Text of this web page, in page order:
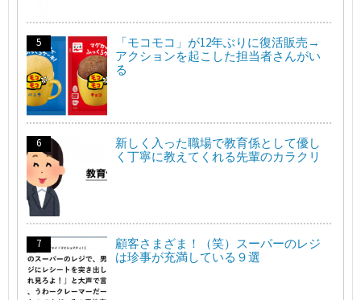
「モコモコ」が12年ぶりに復活販売→
アクションを起こした担当者さんがい
る
新しく入った職場で教育係として優し
く丁寧に教えてくれる先輩のカラクリ
顧客さまざま！（笑）スーパーのレジ
は珍事が充満している９選